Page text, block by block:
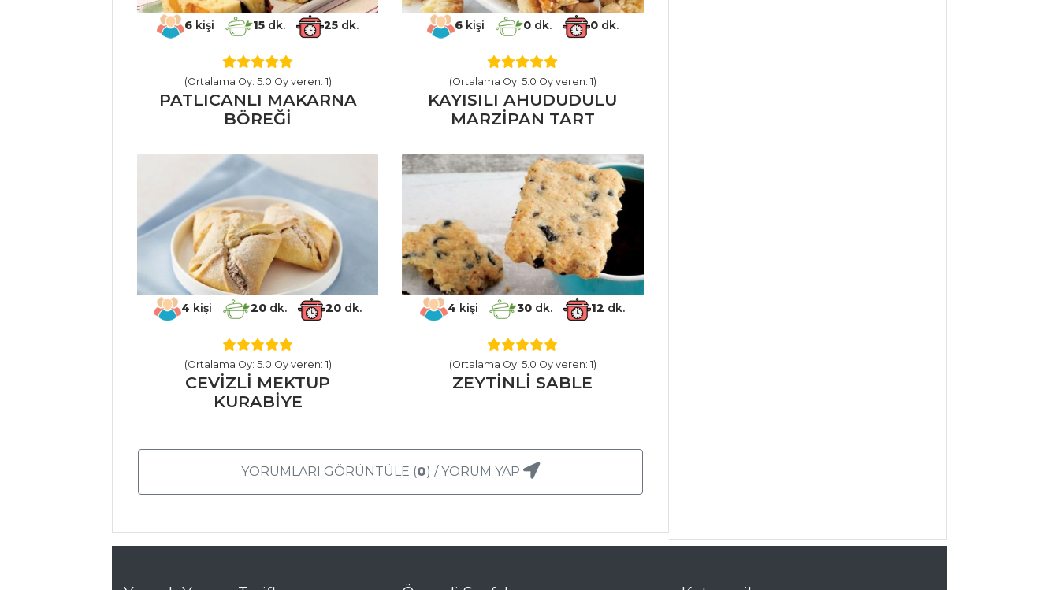
Patatesli Ton Balığı
İçecekler Tüm
6 kişi 15 dk. 25 dk.
(Ortalama Oy: 5.0 Oy veren: 1)
PATLICANLI MAKARNA
BÖREĞİ
6kişi 0dk. 0dk.
(Ortalama Oy: 5.0 Oy veren: 1)
KAYISILI AHUDUDULU
MARZİPAN TART
4 kişi 20 dk. 20 dk.
(Ortalama Oy: 5.0 Oy veren: 1)
CEVİZLİ MEKTUP
KURABİYE
4 kişi 30 dk. 12 dk.
(Ortalama Oy: 5.0 Oy veren: 1)
ZEYTİNLİ SABLE
YORUMLARI GÖRÜNTÜLE (0) / YORUM YAP